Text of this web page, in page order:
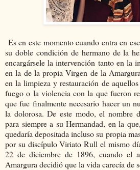
Es en este momento cuando entra en
su doble condición de hermano de la
encargársele la intervención tanto en la
en la de la propia Virgen de la
en la limpieza y restauración de
fuego o la violencia con la que fueron
que fue finalmente necesario hacer un
la dolorosa. De este modo, el nombre
para siempre a su Hermandad, en la
quedaría depositada incluso su propia
por su discípulo Viriato Rull el mismo
22 de diciembre de 1896, cuando el
Amargura decidió que la vida carecía de